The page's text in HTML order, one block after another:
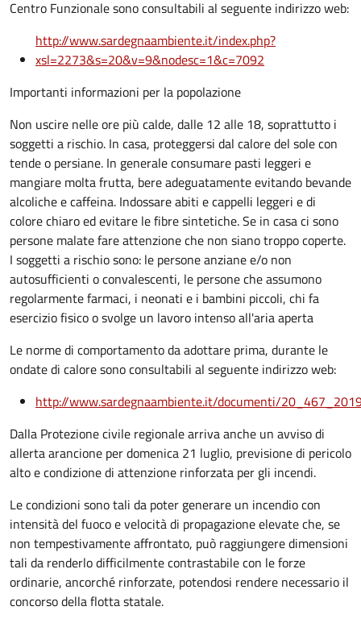
Centro Funzionale sono consultabili al seguente indirizzo web:
http://www.sardegnaambiente.it/index.php?
xsl=2273&s=20&v=9&nodesc=1&c=7092
Importanti informazioni per la popolazione
Non uscire nelle ore più calde, dalle 12 alle 18, soprattutto i
soggetti a rischio. In casa, proteggersi dal calore del sole con
tende o persiane. In generale consumare pasti leggeri e
mangiare molta frutta, bere adeguatamente evitando bevande
alcoliche e caffeina. Indossare abiti e cappelli leggeri e di
colore chiaro ed evitare le fibre sintetiche. Se in casa ci sono
persone malate fare attenzione che non siano troppo coperte.
I soggetti a rischio sono: le persone anziane e/o non
autosufficienti o convalescenti, le persone che assumono
regolarmente farmaci, i neonati e i bambini piccoli, chi fa
esercizio fisico o svolge un lavoro intenso all'aria aperta
Le norme di comportamento da adottare prima, durante le
ondate di calore sono consultabili al seguente indirizzo web:
http://www.sardegnaambiente.it/documenti/
Dalla Protezione civile regionale arriva anche un avviso di
allerta arancione per domenica 21 luglio, previsione di pericolo
alto e condizione di attenzione rinforzata per gli incendi.
Le condizioni sono tali da poter generare un incendio con
intensità del fuoco e velocità di propagazione elevate che, se
non tempestivamente affrontato, può raggiungere dimensioni
tali da renderlo difficilmente contrastabile con le forze
ordinarie, ancorché rinforzate, potendosi rendere necessario il
concorso della flotta statale.